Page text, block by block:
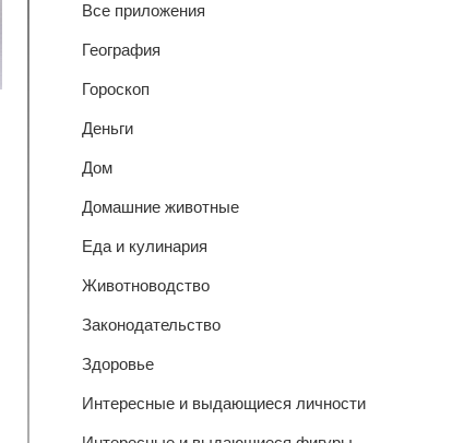
Все приложения
География
Гороскоп
Деньги
Дом
Домашние животные
Еда и кулинария
Животноводство
Законодательство
Здоровье
Интересные и выдающиеся личности